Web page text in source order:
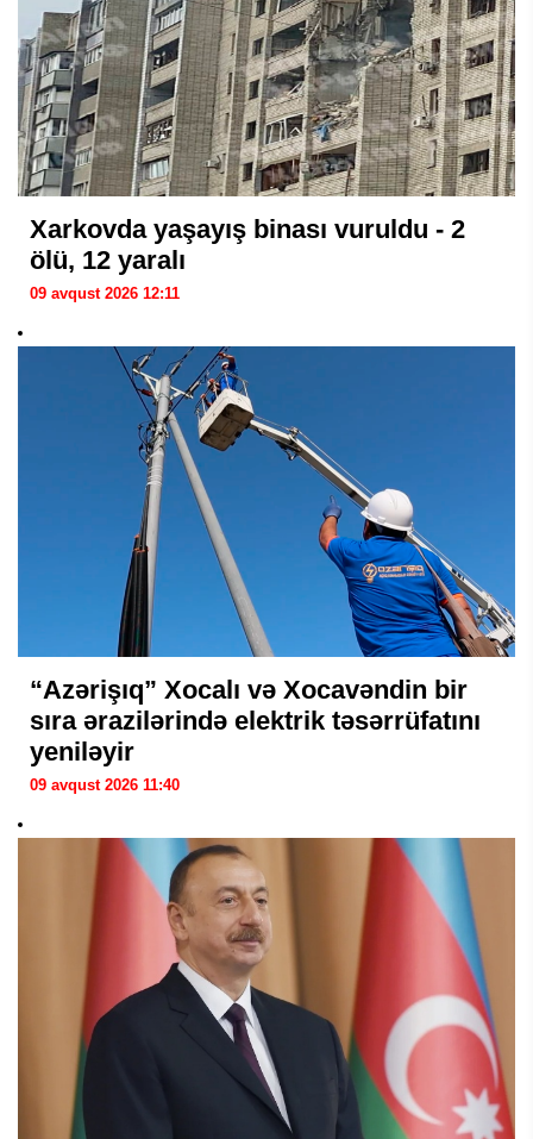
Xarkovda yaşayış binası vuruldu - 2
ölü, 12 yaralı
09 avqust 2026 12:11
“Azərişıq” Xocalı və Xocavəndin bir
sıra ərazilərində elektrik təsərrüfatını
yeniləyir
09 avqust 2026 11:40